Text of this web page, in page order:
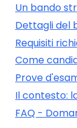
Un bando
Dettagli del
Requisiti
Come
Prove
Il contesto:
FAQ -